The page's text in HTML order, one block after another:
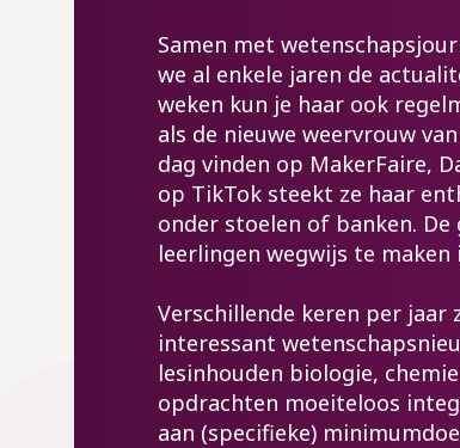
Samen met
we al enkele jaren de
weken kun je haar ook
als de nieuwe weervrouw
dag vinden op MakerFaire,
op TikTok steekt ze haar
onder stoelen of banken.
leerlingen wegwijs te
Verschillende keren per jaar
interessant
lesinhouden biologie,
opdrachten moeiteloos
aan (specifieke)